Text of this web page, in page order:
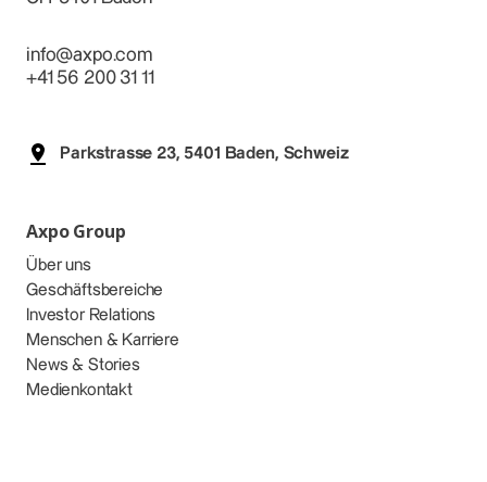
info@axpo.com
+41 56 200 31 11
Parkstrasse 23, 5401 Baden, Schweiz
Axpo Group
Über uns
Geschäftsbereiche
Investor Relations
Menschen & Karriere
News & Stories
Medienkontakt